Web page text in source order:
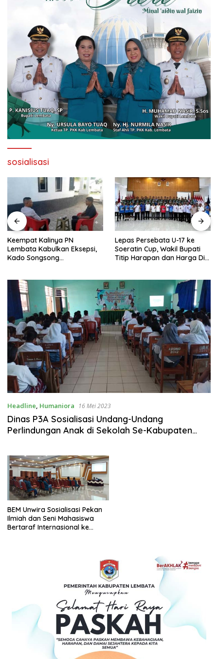
sosialisasi
Keempat Kalinya PN
Lembata Kabulkan Eksepsi,
Kado Songsong
Lepas Persebata U-17 ke
Soeratin Cup, Wakil Bupati
Titip Harapan dan Harga Diri
Headline, Humaniora 16 Mei 2023
Dinas P3A Sosialisasi Undang-Undang
Perlindungan Anak di Sekolah Se-Kabupaten
BEM Unwira Sosialisasi Pekan
Ilmiah dan Seni Mahasiswa
Bertaraf Internasional ke